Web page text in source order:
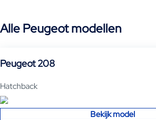
Alle Peugeot modellen
Peugeot 208
Hatchback
Bekijk model